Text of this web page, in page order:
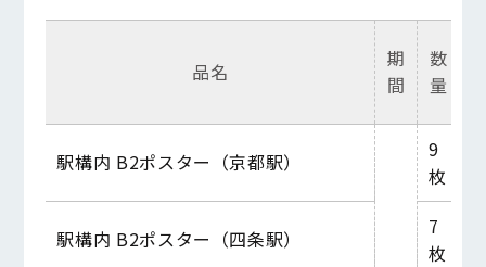
品名
期
間
数
量
駅構内 B2ポスター（京都駅）
9
枚
駅構内 B2ポスター（四条駅）
7
枚